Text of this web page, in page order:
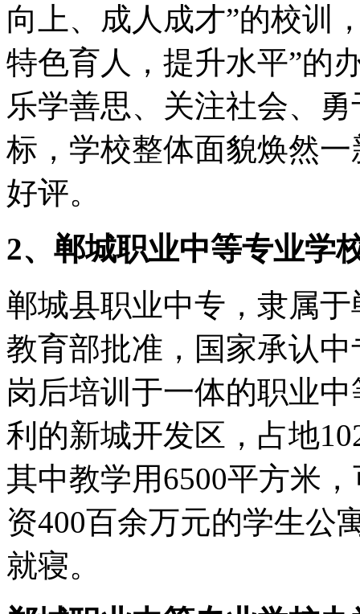
向上、成人成才”的校训
特色育人，提升水平”的
乐学善思、关注社会、
标，学校整体面貌焕然
好评。
2、郸城职业中等专业学
郸城县职业中专，隶属
教育部批准，国家承认
岗后培训于一体的职业
利的新城开发区，占地
其中教学用6500平方米
资400百余万元的学生公
就寝。